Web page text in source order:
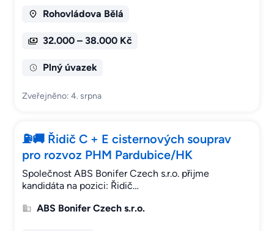
Rohovládova Bělá
32.000 – 38.000 Kč
Plný úvazek
Zveřejněno: 4. srpna
⛽🚚 Řidič C + E cisternových souprav
pro rozvoz PHM Pardubice/HK
Společnost ABS Bonifer Czech s.r.o. přijme
kandidáta na pozici: Řidič…
ABS Bonifer Czech s.r.o.